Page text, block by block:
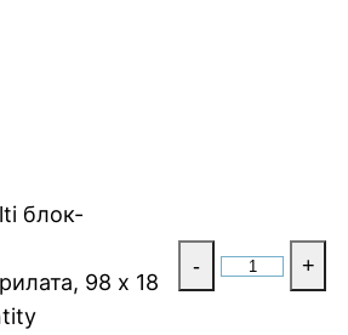
блок-
98 х 18
- +